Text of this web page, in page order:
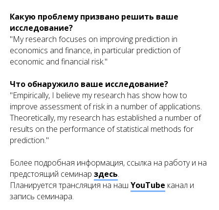
Какую проблему призвано решить ваше
исследование?
"My research focuses on improving prediction in
economics and finance, in particular prediction of
economic and financial risk."
Что обнаружило ваше исследование?
"Empirically, I believe my research has show how to
improve assessment of risk in a number of applications.
Theoretically, my research has established a number of
results on the performance of statistical methods for
prediction."
Более подробная информация, ссылка на работу и на
предстоящий семинар здесь.
Планируется трансляция на наш YouTube канал и
запись семинара.